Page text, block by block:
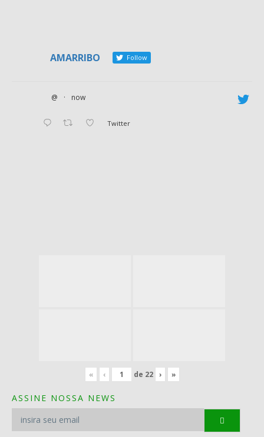
AMARRIBO Follow
@ · now
Twitter
« ‹ de 22 › »
ASSINE NOSSA NEWS